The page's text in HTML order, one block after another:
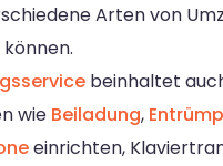
Arten von
beinhaltet
wie Beiladung,
einrichten,